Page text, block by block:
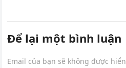
Để lại một bình luận
Email của bạn sẽ không được